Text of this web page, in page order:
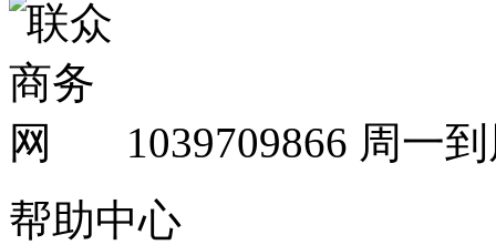
1039709866 周一
帮助中心